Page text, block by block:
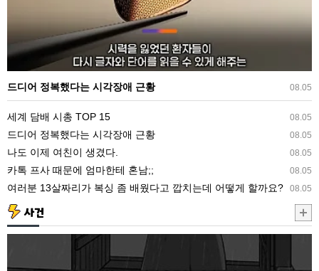
다
는
시
각
장
애
근
황
08.05
드디어 정복했다는 시각장애 근황
08.05
세계 담배 시총 TOP 15
08.05
드디어 정복했다는 시각장애 근황
08.05
나도 이제 여친이 생겼다.
08.05
카톡 프사 때문에 엄마한테 혼남;;
08.05
여러분 13살짜리가 복싱 좀 배웠다고 깝치는데 어떻게 할까요?
사건